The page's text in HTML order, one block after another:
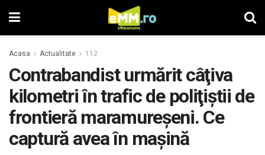
Acasa Actualitate 112
Contrabandist urmărit câţiva
kilometri în trafic de poliţiştii de
frontieră maramureşeni. Ce
captură avea în maşină